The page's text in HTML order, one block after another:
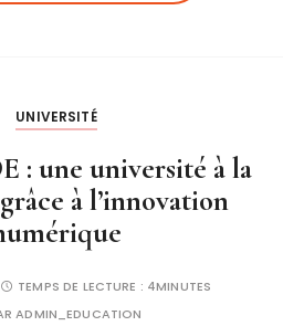
UNIVERSITÉ
: une université à la
à l’innovation
TEMPS DE LECTURE : 4MINUTES
ADMIN_EDUCATION